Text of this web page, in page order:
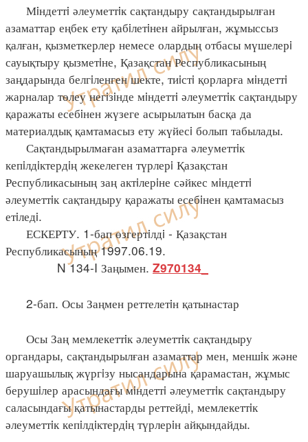
Мiндеттi әлеуметтiк сақтандыру сақтандырылған
азаматтар еңбек ету қабiлетiнен айрылған, жұмыссыз
қалған, қызметкерлер немесе олардың отбасы мүшелерi
сауықтыру қызметiне, Қазақстан Республикасының
заңдарында белгiленген шекте, тиiстi қорларға мiндеттi
жарналар төлеу негiзiнде мiндеттi әлеуметтiк сақтандыру
қаражаты есебiнен жүзеге асырылатын басқа да
материалдық қамтамасыз ету жүйесi болып табылады.
Сақтандырылмаған азаматтарға әлеуметтiк
кепiлдiктердiң жекелеген түрлерi Қазақстан
Республикасының заң актiлерiне сәйкес мiндеттi
әлеуметтiк сақтандыру қаражаты есебiнен қамтамасыз
етiледi.
ЕСКЕРТУ. 1-бап өзгертiлдi - Қазақстан
Республикасының 1997.06.19.
N 134-I Заңымен. Z970134_
2-бап. Осы Заңмен реттелетiн қатынастар
Осы Заң мемлекеттiк әлеуметтiк сақтандыру
органдары, сақтандырылған азаматтар мен, меншiк және
шаруашылық жүргiзу нысандарына қарамастан, жұмыс
берушiлер арасындағы мiндеттi әлеуметтiк сақтандыру
саласындағы қатынастарды реттейдi, мемлекеттiк
әлеуметтiк кепiлдiктердiң түрлерiн айқындайды.